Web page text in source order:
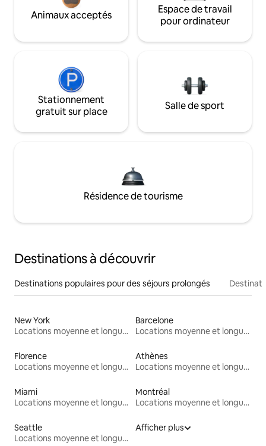
Animaux acceptés
Espace de travail
pour ordinateur
Stationnement
gratuit sur place
Salle de sport
Résidence de tourisme
Destinations à découvrir
Destinations populaires pour des séjours prolongés
New York
Locations moyenne et longue durée
Barcelone
Locations moyenne et longue durée
Florence
Locations moyenne et longue durée
Athènes
Locations moyenne et longue durée
Miami
Locations moyenne et longue durée
Montréal
Locations moyenne et longue durée
Seattle
Locations moyenne et longue durée
Afficher plus